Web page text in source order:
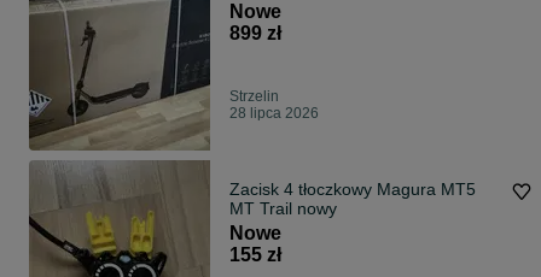
Nowe
899 zł
Strzelin
28 lipca 2026
Zacisk 4 tłoczkowy Magura MT5
MT Trail nowy
Nowe
155 zł